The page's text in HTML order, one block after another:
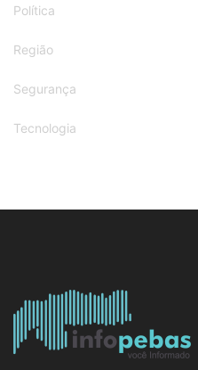
Política
Região
Segurança
Tecnologia